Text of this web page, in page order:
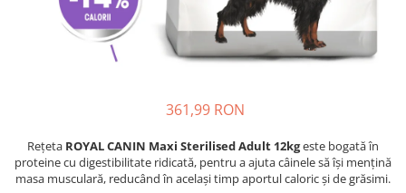
Igienă Câini
Șampoane Câini
Antiparazitare Câini
Culcușuri & Saltele Câini
Castroane și Adapatori
361,99 RON
Rețeta ROYAL CANIN Maxi Sterilised Adult 12kgeste bogată în
proteine cu digestibilitate ridicată, pentru a ajuta câinele să își mențină
masa musculară, reducând în același timp aportul caloric și de grăsimi.